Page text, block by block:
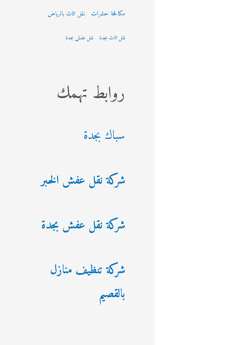
مكافحة حشرات نقل اثاث بالرياض
نقل اثاث بجدة نقل عفش بجدة
روابط تهمك
سباك بجدة
شركة نقل عفش الخبر
شركة نقل عفش بجدة
شركة تنظيف منازل
بالقصيم